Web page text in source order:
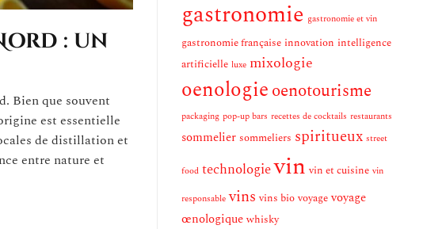
: un
Bien que souvent
est essentielle
de distillation et
entre nature et
gastronomie gastronomie et vin
gastronomie française innovation intelligence
artificielle luxe mixologie
oenologieoenotourisme
packaging pop-up bars recettes de cocktails restaurants
sommelier sommeliers spiritueux street
food technologievin vin et cuisine vin
responsable vins vins bio voyage voyage
œnologique whisky